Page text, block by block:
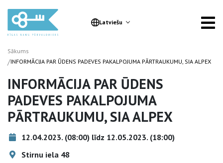
Latviešu
Sākums
/INFORMĀCIJA PAR ŪDENS PADEVES PAKALPOJUMA PĀRTRAUKUMU, SIA ALPEX
INFORMĀCIJA PAR ŪDENS
PADEVES PAKALPOJUMA
PĀRTRAUKUMU, SIA ALPEX
12.04.2023. (08:00) līdz 12.05.2023. (18:00)
Stirnu iela 48